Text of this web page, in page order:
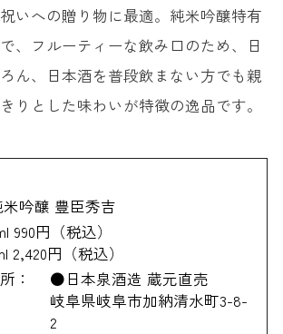
いへの贈り物に最適。純米吟醸特有
、フルーティーな飲み口のため、日
ん、日本酒を普段飲まない方でも親
りとした味わいが特徴の逸品です。
米吟醸 豊臣秀吉
990円（税込）
2,420円（税込）
：
●日本泉酒造 蔵元直売
岐阜県岐阜市加納清水町3-8-
2